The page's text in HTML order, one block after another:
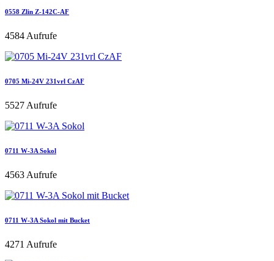
0558 Zlin Z-142C-AF
4584 Aufrufe
0705 Mi-24V 231vrl CzAF
5527 Aufrufe
0711 W-3A Sokol
4563 Aufrufe
0711 W-3A Sokol mit Bucket
4271 Aufrufe